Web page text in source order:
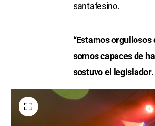
santafesino.
“Estamos
somos capaces de
sostuvo el legislador.